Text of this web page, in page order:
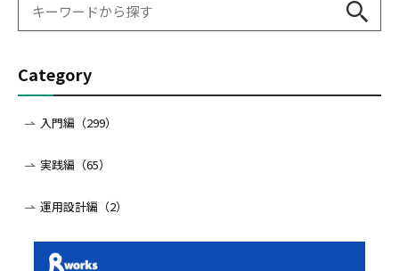
Category
入門編（299）
実践編（65）
運用設計編（2）